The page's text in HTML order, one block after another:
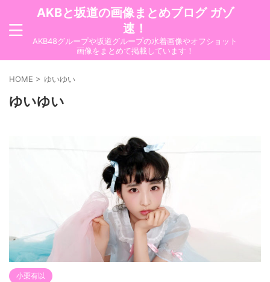
AKBと坂道の画像まとめブログ ガゾ
速！
AKB48グループや坂道グループの水着画像やオフショット
画像をまとめて掲載しています！
HOME > ゆいゆい
ゆいゆい
小栗有以